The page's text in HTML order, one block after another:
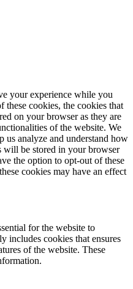
your experience while you
these cookies, the cookies that
on your browser as they are
of the website. We
us analyze and understand how
will be stored in your browser
the option to opt-out of these
cookies may have an effect
for the website to
includes cookies that ensures
of the website. These